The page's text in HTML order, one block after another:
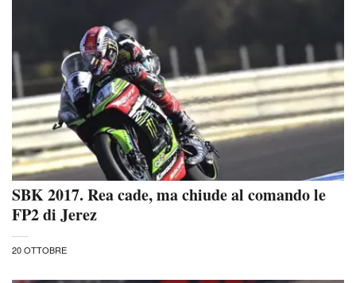
SBK 2017. Rea cade, ma chiude al comando le
FP2 di Jerez
20 OTTOBRE